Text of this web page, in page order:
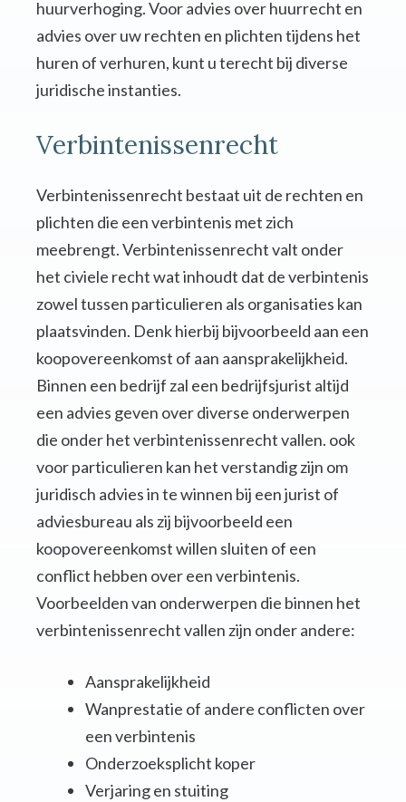
huurverhoging. Voor advies over huurrecht en
advies over uw rechten en plichten tijdens het
huren of verhuren, kunt u terecht bij diverse
juridische instanties.
Verbintenissenrecht
Verbintenissenrecht bestaat uit de rechten en
plichten die een verbintenis met zich
meebrengt. Verbintenissenrecht valt onder
het civiele recht wat inhoudt dat de verbintenis
zowel tussen particulieren als organisaties kan
plaatsvinden. Denk hierbij bijvoorbeeld aan een
koopovereenkomst of aan aansprakelijkheid.
Binnen een bedrijf zal een bedrijfsjurist altijd
een advies geven over diverse onderwerpen
die onder het verbintenissenrecht vallen. ook
voor particulieren kan het verstandig zijn om
juridisch advies in te winnen bij een jurist of
adviesbureau als zij bijvoorbeeld een
koopovereenkomst willen sluiten of een
conflict hebben over een verbintenis.
Voorbeelden van onderwerpen die binnen het
verbintenissenrecht vallen zijn onder andere:
Aansprakelijkheid
Wanprestatie of andere conflicten over
een verbintenis
Onderzoeksplicht koper
Verjaring en stuiting